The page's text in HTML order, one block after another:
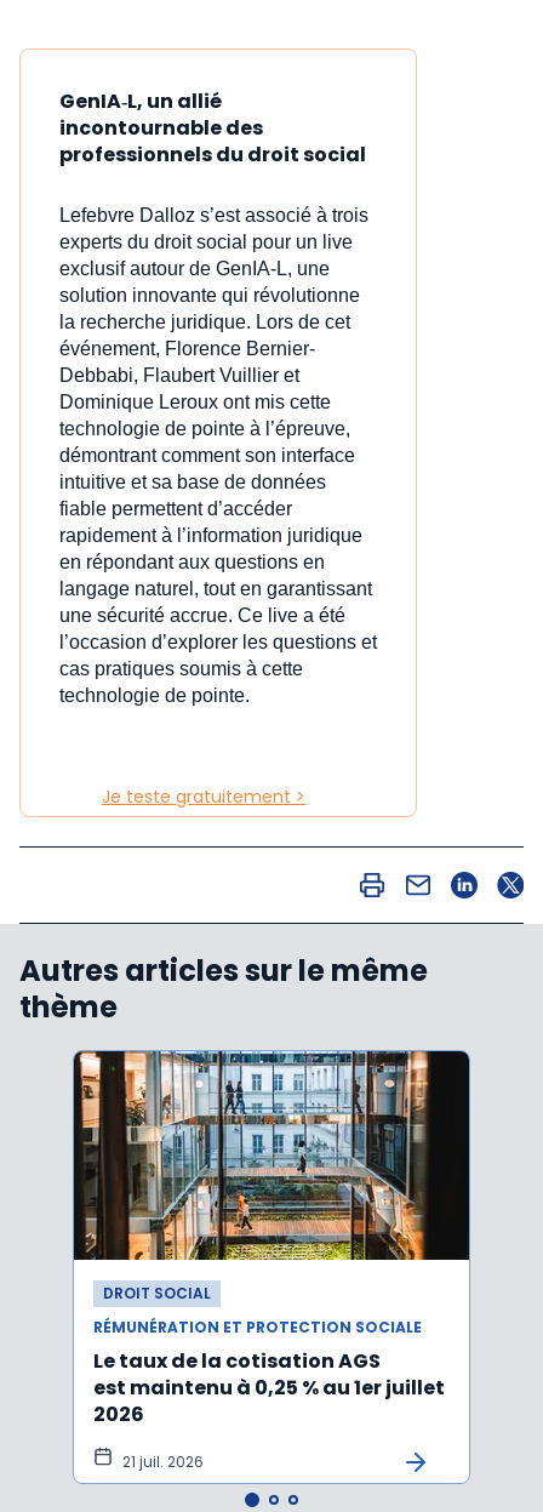
GenIA‑L, un allié
incontournable des
professionnels du droit social
Lefebvre Dalloz s’est associé à trois
experts du droit social pour un live
exclusif autour de GenIA‑L, une
solution innovante qui révolutionne
la recherche juridique. Lors de cet
événement, Florence Bernier-
Debbabi, Flaubert Vuillier et
Dominique Leroux ont mis cette
technologie de pointe à l’épreuve,
démontrant comment son interface
intuitive et sa base de données
fiable permettent d’accéder
rapidement à l’information juridique
en répondant aux questions en
langage naturel, tout en garantissant
une sécurité accrue. Ce live a été
l’occasion d’explorer les questions et
cas pratiques soumis à cette
technologie de pointe.
Je teste gratuitement >
Autres articles sur le même
thème
DROIT SOCIAL
RÉMUNÉRATION ET PROTECTION SOCIALE
Le taux de la cotisation AGS
est maintenu à 0,25 % au 1er juillet
2026
21 juil. 2026